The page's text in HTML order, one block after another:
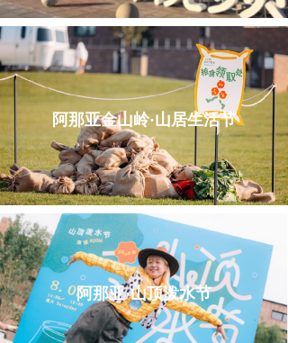
阿那亚金山岭·山居生活节
阿那亚·山顶泼水节